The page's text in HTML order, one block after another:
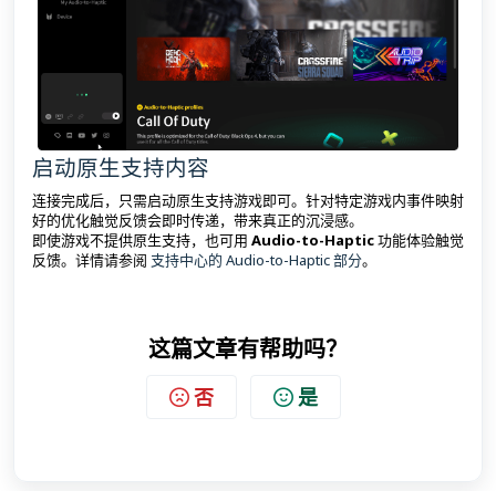
启动原生支持内容
连接完成后，只需启动原生支持游戏即可。针对特定游戏内事件映射
好的优化触觉反馈会即时传递，带来真正的沉浸感。
即使游戏不提供原生支持，也可用 Audio-to-Haptic功能体验触觉
反馈。详情请参阅 支持中心的 Audio-to-Haptic 部分。
这篇文章有帮助吗？
否 是